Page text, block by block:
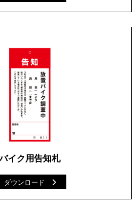
イク用告知札
ダウンロード